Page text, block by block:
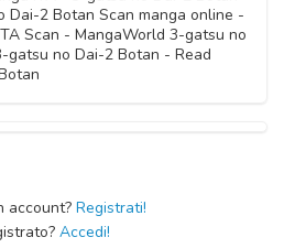
Dai-2 Botan Scan manga online -
Scan - MangaWorld 3-gatsu no
gatsu no Dai-2 Botan - Read
account? Registrati!
Accedi!